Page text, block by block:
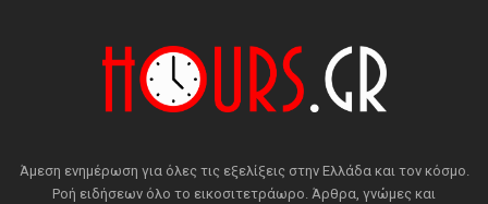
Άμεση ενημέρωση για όλες τις εξελίξεις στην Ελλάδα και τον κόσμο.
Ροή ειδήσεων όλο το εικοσιτετράωρο. Άρθρα, γνώμες και